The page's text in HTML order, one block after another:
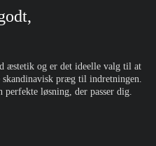
æstetik og er det ideelle valg til at
præg til indretningen.
løsning, der passer dig.